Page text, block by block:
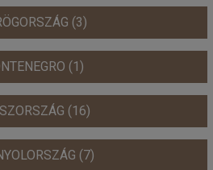
(3)
(1)
(16)
(7)